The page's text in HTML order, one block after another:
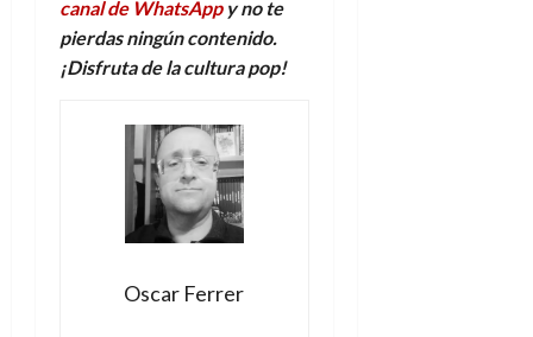
canal de WhatsAppy no te
pierdas ningún contenido.
¡Disfruta de la cultura pop!
Oscar Ferrer